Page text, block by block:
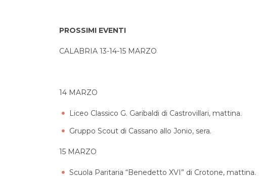
PROSSIMI EVENTI
CALABRIA 13-14-15 MARZO
14 MARZO
Liceo Classico G. Garibaldi di Castrovillari, mattina.
Gruppo Scout di Cassano allo Jonio, sera.
15 MARZO
Scuola Paritaria “Benedetto XVI” di Crotone, mattina.